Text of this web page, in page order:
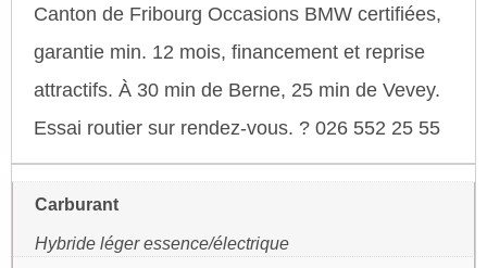
Canton de Fribourg Occasions BMW certifiées,
garantie min. 12 mois, financement et reprise
attractifs. À 30 min de Berne, 25 min de Vevey.
Essai routier sur rendez-vous. ? 026 552 25 55
Carburant
Hybride léger essence/électrique